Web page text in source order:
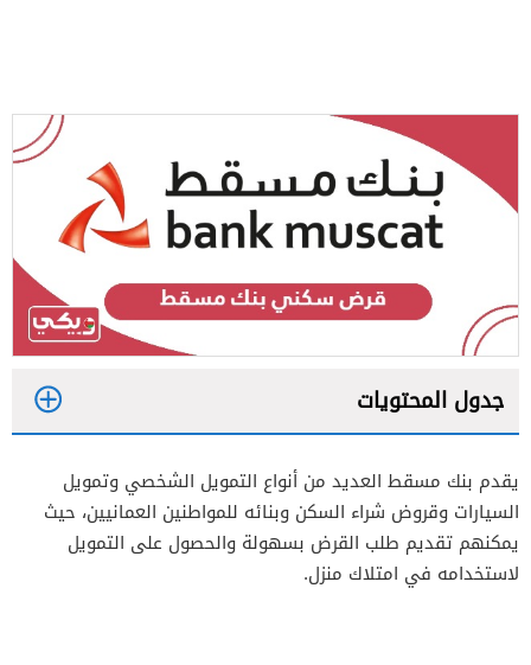
جدول المحتويات
3
يقدم بنك مسقط العديد من أنواع التمويل الشخصي وتمويل
السيارات وقروض شراء السكن وبنائه للمواطنين العمانيين، حيث
يمكنهم تقديم طلب القرض بسهولة والحصول على التمويل
لاستخدامه في امتلاك منزل.